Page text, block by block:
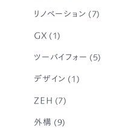
リノベーション (7)
GX (1)
ツーバイフォー (5)
デザイン (1)
ZEH (7)
外構 (9)